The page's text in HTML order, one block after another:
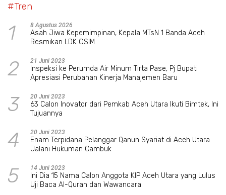
#Tren
1 8 Agustus 2026
Asah Jiwa Kepemimpinan, Kepala MTsN 1 Banda Aceh
Resmikan LDK OSIM
2 21 Juni 2023
Inspeksi ke Perumda Air Minum Tirta Pase, Pj Bupati
Apresiasi Perubahan Kinerja Manajemen Baru
3 20 Juni 2023
63 Calon Inovator dari Pemkab Aceh Utara Ikuti Bimtek, Ini
Tujuannya
4 20 Juni 2023
Enam Terpidana Pelanggar Qanun Syariat di Aceh Utara
Jalani Hukuman Cambuk
5 14 Juni 2023
Ini Dia 15 Nama Calon Anggota KIP Aceh Utara yang Lulus
Uji Baca Al-Quran dan Wawancara